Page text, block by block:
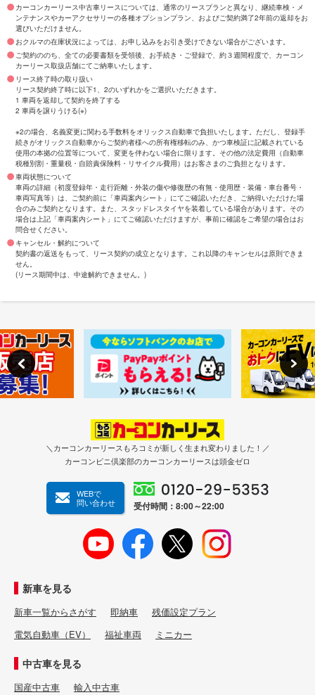
カーコンカーリース中古車リースについては、通常のリースプランと異なり、継続車検・メ
ンテナンスやカーアクセサリーの各種オプションプラン、およびご契約満了2年前の返却をお
選びいただけません。
おクルマの在庫状況によっては、お申し込みをお引き受けできない場合がございます。
ご契約ののち、全ての必要書類を受領後、お手続き・ご登録で、約３週間程度で、カーコン
カーリース取扱店舗にてご納車いたします。
リース終了時の取り扱い
リース契約終了時に以下1、2のいずれかをご選択いただきます。
1 車両を返却して契約を終了する
2 車両を譲りうける(※)
※2の場合、名義変更に関わる手数料をオリックス自動車で負担いたします。ただし、登録手
続きがオリックス自動車からご契約者様への所有権移転のみ、かつ車検証に記載されている
使用の本拠の位置等について、変更を伴わない場合に限ります。その他の法定費用（自動車
税種別割・重量税・自賠責保険料・リサイクル費用）はお客さまのご負担となります。
車両状態について
車両の詳細（初度登録年・走行距離・外装の傷や修復歴の有無・使用歴・装備・車台番号・
車両写真等）は、ご契約前に「車両案内シート」にてご確認いただき、ご納得いただけた場
合のみご契約となります。また、スタッドレスタイヤを装着している場合があります。その
場合は上記「車両案内シート」にてご確認いただけますが、事前に確認をご希望の場合はお
問合せください。
キャンセル・解約について
契約書の返送をもって、リース契約の成立となります。これ以降のキャンセルは原則できま
せん。
(リース期間中は、中途解約できません。)
＼カーコンカーリースもろコミが新しく生まれ変わりました！／
カーコンビニ倶楽部のカーコンカーリースは頭金ゼロ
WEBで
問い合わせ
受付時間：8:00～22:00
新車を見る
新車一覧からさがす 即納車
残価設定プラン
電気自動車（EV）
福祉車両 ミニカー
中古車を見る
国産中古車 輸入中古車